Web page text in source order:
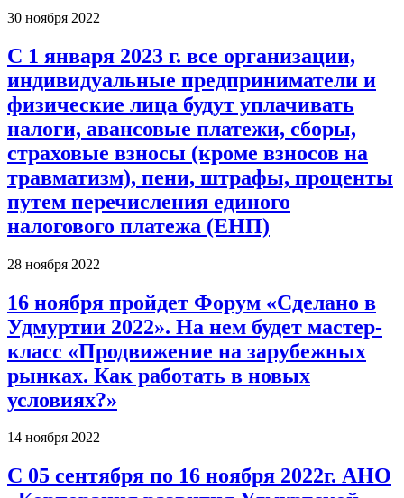
30 ноября 2022
С 1 января 2023 г. все организации,
индивидуальные предприниматели и
физические лица будут уплачивать
налоги, авансовые платежи, сборы,
страховые взносы (кроме взносов на
травматизм), пени, штрафы, проценты
путем перечисления единого
налогового платежа (ЕНП)
28 ноября 2022
16 ноября пройдет Форум «Сделано в
Удмуртии 2022». На нем будет мастер-
класс «Продвижение на зарубежных
рынках. Как работать в новых
условиях?»
14 ноября 2022
С 05 сентября по 16 ноября 2022г. АНО